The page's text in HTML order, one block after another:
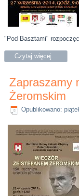
"Pod Basztami"
Czytaj więcej...
Zapraszamy
Żeromskim
Opublikowano: